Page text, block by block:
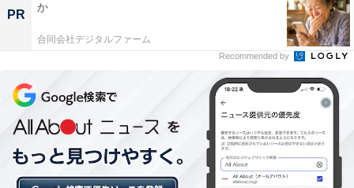
PR
か
合同会社デジタルファーム
Recommended by